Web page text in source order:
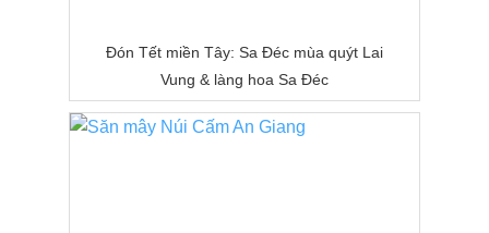
Đón Tết miền Tây: Sa Đéc mùa quýt Lai
Vung & làng hoa Sa Đéc